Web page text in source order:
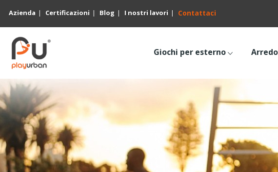
Contattaci
Azienda Certificazioni Blog I nostri lavori
Giochi per esterno